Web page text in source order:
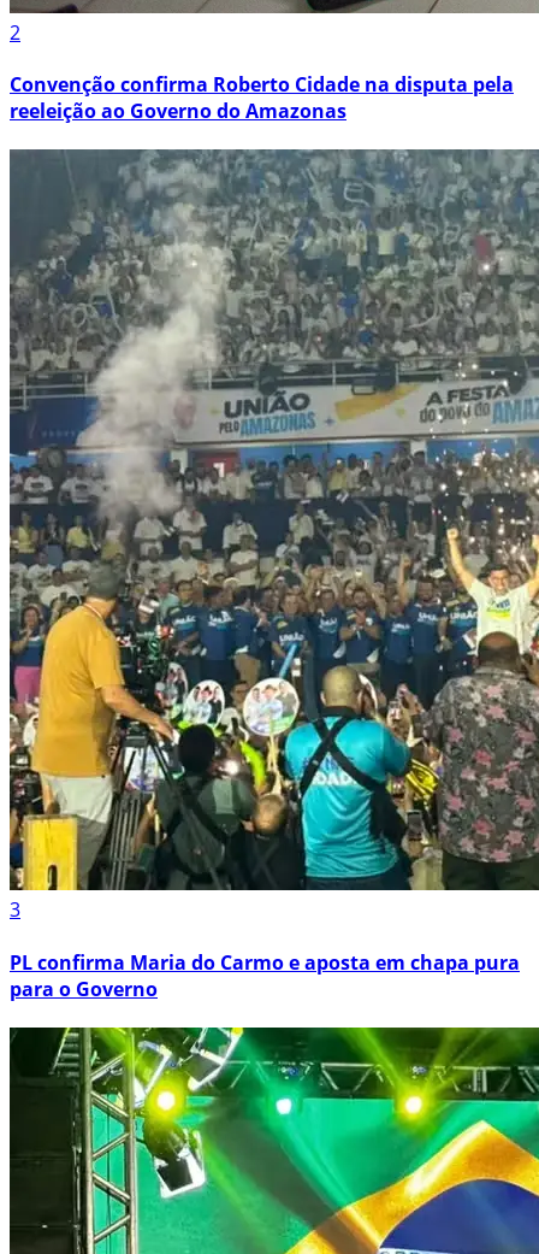
2
Convenção confirma Roberto Cidade na disputa pela
reeleição ao Governo do Amazonas
3
PL confirma Maria do Carmo e aposta em chapa pura
para o Governo